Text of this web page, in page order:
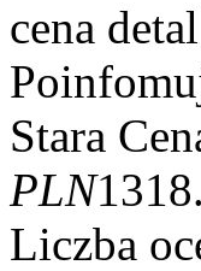
cena detal
Stara
PLN
Liczba